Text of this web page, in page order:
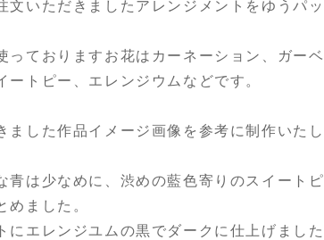
文いただきましたアレンジメントをゆうパ
っておりますお花はカーネーション、ガー
ートピー、エレンジウムなどです。
ました作品イメージ画像を参考に制作いたし
青は少なめに、渋めの藍色寄りのスイート
めました。
にエレンジユムの黒でダークに仕上げました